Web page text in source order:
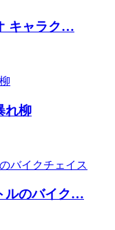
キャラク…
れ柳
ルのバイク…